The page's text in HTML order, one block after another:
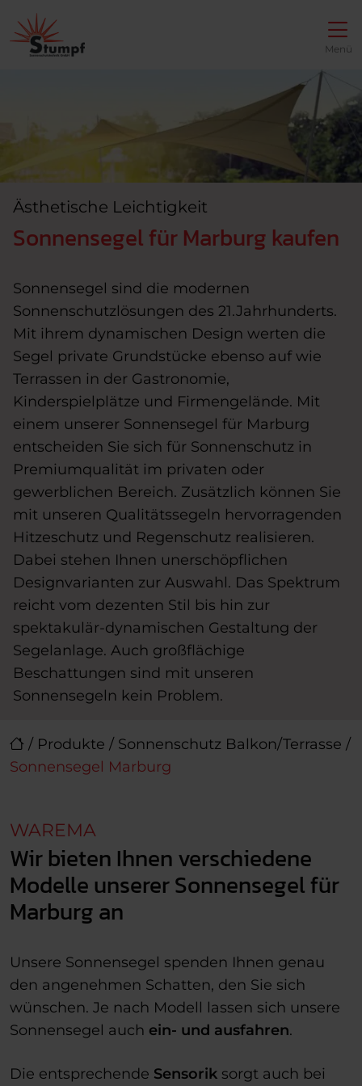
zur Top-Navigation
zur Hauptnavigation
Inhalt springen
zum Footer
Hauptnavigation
Menü
/ Produkte / Sonnenschutz Balkon/Terrasse /
Sonnensegel Marburg
Ästhetische Leichtigkeit
Sonnensegel für Marburg kaufen
Sonnensegel sind die modernen
Sonnenschutzlösungen des 21.Jahrhunderts.
Mit ihrem dynamischen Design werten die
Segel private Grundstücke ebenso auf wie
Terrassen in der Gastronomie,
Kinderspielplätze und Firmengelände. Mit
einem unserer Sonnensegel für Marburg
entscheiden Sie sich für Sonnenschutz in
Premiumqualität im privaten oder
gewerblichen Bereich. Zusätzlich können Sie
mit unseren Qualitätssegeln hervorragenden
Hitzeschutz und Regenschutz realisieren.
Dabei stehen Ihnen unerschöpflichen
Designvarianten zur Auswahl. Das Spektrum
reicht vom dezenten Stil bis hin zur
spektakulär-dynamischen Gestaltung der
Segelanlage. Auch großflächige
Beschattungen sind mit unseren
Sonnensegeln kein Problem.
WAREMA
Wir bieten Ihnen verschiedene
Modelle unserer Sonnensegel für
Marburg an
Unsere Sonnensegel spenden Ihnen genau
den angenehmen Schatten, den Sie sich
wünschen. Je nach Modell lassen sich unsere
Sonnensegel auch ein- und ausfahren.
Die entsprechende Sensorik sorgt auch bei